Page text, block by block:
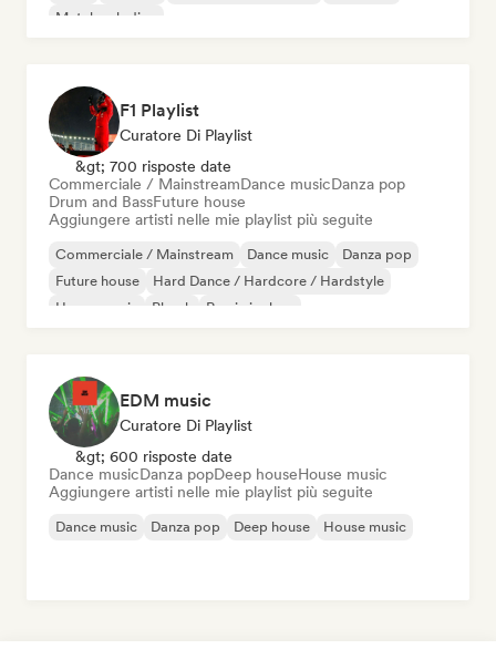
Metal melodico
F1 Playlist
Curatore Di Playlist
&gt; 700 risposte date
Commerciale / MainstreamDance musicDanza pop
Drum and BassFuture house
Aggiungere artisti nelle mie playlist più seguite
Commerciale / Mainstream Dance music
Danza pop
Future house
Hard Dance / Hardcore / Hardstyle
House music
Phonk Rap in inglese
EDM music
Curatore Di Playlist
&gt; 600 risposte date
Dance musicDanza popDeep houseHouse music
Aggiungere artisti nelle mie playlist più seguite
Dance music Danza pop Deep house House music